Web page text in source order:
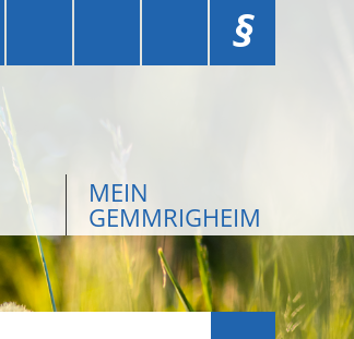
§
MEIN
GEMMRIGHEIM